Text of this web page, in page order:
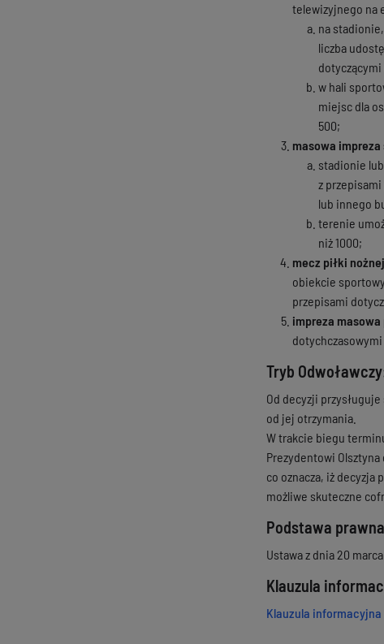
telewizyjnego na
na
liczba
w hali
miejsc dla
500;
masowa
stadionie
z
lub innego
terenie
niż 1000;
mecz piłki nożnej
obiekcie
przepisami
impreza
Tryb
Od decyzji
od jej otrzymania.
W trakcie biegu
Prezydentowi
co oznacza, iż
możliwe skuteczne
Podstawa
Ustawa z dnia 20
Klauzula
Klauzula